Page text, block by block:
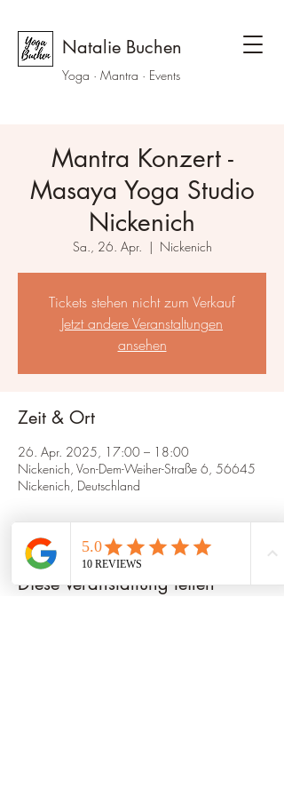
Natalie Buchen
Yoga · Mantra · Events
Mantra Konzert -
Masaya Yoga Studio
Nickenich
Sa., 26. Apr.
  |
Nickenich
Tickets stehen nicht zum Verkauf
Jetzt andere Veranstaltungen
ansehen
Zeit & Ort
26. Apr. 2025, 17:00 – 18:00
Nickenich, Von-Dem-Weiher-Straße 6, 56645
Nickenich, Deutschland
Diese Veranstaltung teilen